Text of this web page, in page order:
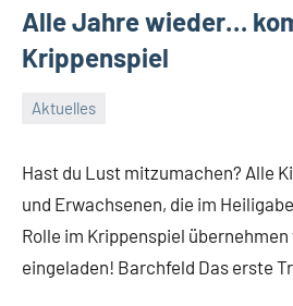
Alle Jahre wieder…
Krippenspiel
Aktuelles
2024
Hast du Lust mitzumachen? Alle
und Erwachsenen, die im
Rolle im Krippenspiel
eingeladen! Barchfeld Das erste